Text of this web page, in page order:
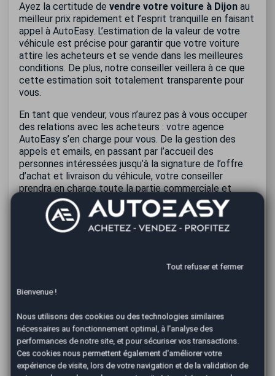
Ayez la certitude de vendre votre voiture à Dijon au
meilleur prix rapidement et l’esprit tranquille en faisant
appel à AutoEasy. L’estimation de la valeur de votre
véhicule est précise pour garantir que votre voiture
attire les acheteurs et se vende dans les meilleures
conditions. De plus, notre conseiller veillera à ce que
cette estimation soit totalement transparente pour
vous.
En tant que vendeur, vous n’aurez pas à vous occuper
des relations avec les acheteurs : votre agence
AutoEasy s’en charge pour vous. De la gestion des
appels et emails, en passant par l’accueil des
personnes intéressées jusqu’à la signature de l’offre
d’achat et livraison du véhicule, votre conseiller
prendra en charge toute la partie commerciale et
administrative (édition du certificat de non-gage,
établissement du certificat de cession). Pour vous
garantir votre tranquillité d’esprit après la vente de
d’immatriculation au nom du nouveau propriétaire. En
d’occasion, vous pouvez être sûr que la vente sera
réalisée dans le respect de la législation en vigueur.
Nos professionnels veilleront à ce qu’aucun document
ne manque lors de la vente qui respectera les délais
imposés.
Pour garantir la solvabilité de l’acheteur, nous
demandons un chèque de banque certifié lors du
Tout refuser et fermer
Bienvenue !
Nous utilisons des cookies ou des technologies similaires
nécessaires au fonctionnement optimal, à l'analyse des
performances de notre site, et pour sécuriser vos transactions.
Ces cookies nous permettent également d'améliorer votre
expérience de visite, lors de votre navigation et de la validation de